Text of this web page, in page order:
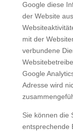
Google diese
der Website
mit der
verbundene
Google
Adresse wird
Sie können die
entsprechende